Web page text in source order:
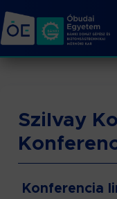
Szilvay
Konferencia